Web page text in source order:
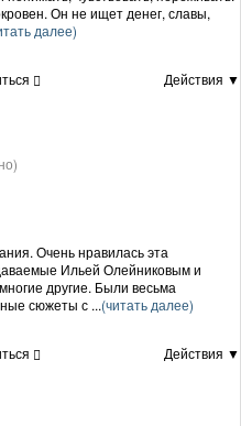
Он не ищет денег, славы,
далее)
Действия ▼
Очень нравилась эта
Ильей Олейниковым и
другие. Были весьма
сюжеты с ...(читать далее)
Действия ▼